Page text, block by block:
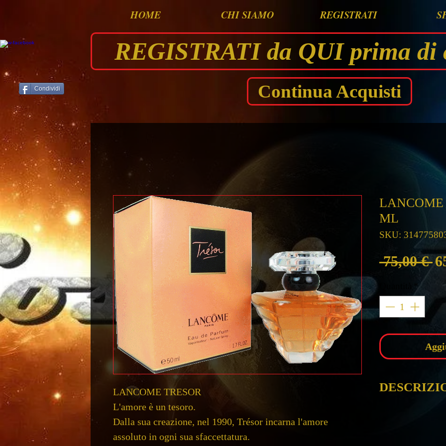
HOME CHI SIAMO REGISTRATI
REGISTRATI da QUI prima di
Continua Acquisti
LANCOME TRESOR
L'amore è un tesoro.
Dalla sua creazione, nel 1990, Trésor incarna l'amore
assoluto in ogni sua sfaccettatura.
LANCOME
ML
SKU:
75,00 €
*
TRESOR
Condividi